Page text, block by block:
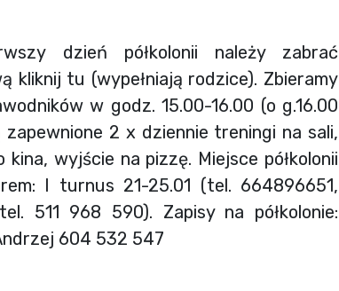
dzień półkolonii należy zabrać
kliknij tu (wypełniają rodzice). Zbieramy
w godz. 15.00-16.00 (o g.16.00
2 x dziennie treningi na sali,
wyjście na pizzę. Miejsce półkolonii
I turnus 21-25.01 (tel. 664896651,
511 968 590). Zapisy na półkolonie:
604 532 547